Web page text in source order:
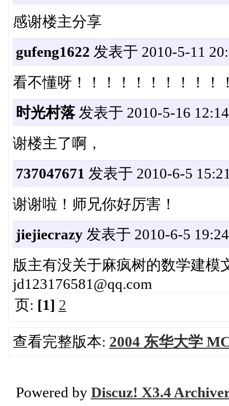
感谢楼主分享
gufeng1622 发表于 2010-5-11
看不懂呀！！！！！！！！！！
时光村落发表于 2010-5-16
谢楼主了啊，
737047671 发表于 2010-6-5
谢谢啦！师兄你好厉害！
jiejiecrazy发表于 2010-6-5
版主有没关于麻疯树的数学建
jd123176581@qq.com
页: [1] 2
查看完整版本: 2004 东华大学
Powered by Discuz! X3.4